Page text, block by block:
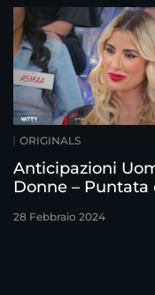
ORIGINALS
Anticipazioni
Donne – Puntata
28 Febbraio 2024